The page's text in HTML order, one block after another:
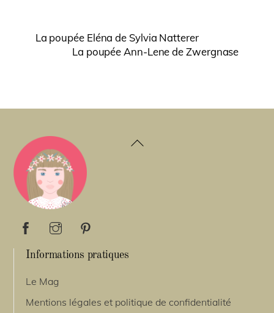
La poupée Eléna de Sylvia Natterer
La poupée Ann-Lene de Zwergnase
Back
Informations pratiques
Le Mag
Mentions légales et politique de confidentialité